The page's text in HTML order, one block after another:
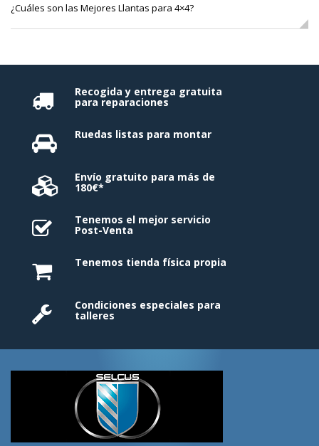
¿Cuáles son las Mejores Llantas para 4×4?
Recogida y entrega gratuita
para reparaciones
Ruedas listas para montar
Envío gratuito para más de
180€*
Tenemos el mejor servicio
Post-Venta
Tenemos tienda física propia
Condiciones especiales para
talleres